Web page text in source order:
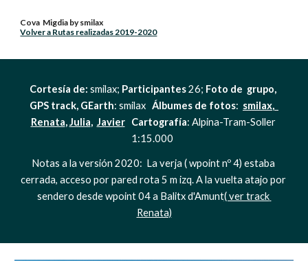
Volver a Rutas realizadas 2019-2020
Cortesía de: smilax; Participantes 26; Foto de  grupo,
GPS track, GEarth: smilax Álbumes de fotos: smilax,
Renata, Julia, Javier
   Cartografía
: Alpina-Tram-Soller
1:15.000
Notas a la versión 2020:  La verja ( wpoint nº 4) estaba
cerrada, acceso por pared rota 5 m izq. A la vuelta atajo por
sendero desde wpoint 04 a Balitx d'Amunt( ver track
Renata)